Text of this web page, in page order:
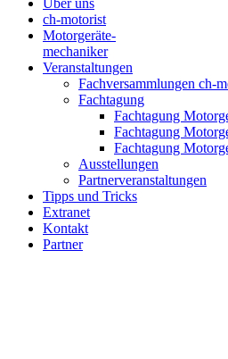
Über uns
ch-motorist
Motorgeräte-
mechaniker
Veranstaltungen
Fachversammlungen ch-
Fachtagung
Fachtagung
Fachtagung
Fachtagung
Ausstellungen
Partnerveranstaltungen
Tipps und Tricks
Extranet
Kontakt
Partner